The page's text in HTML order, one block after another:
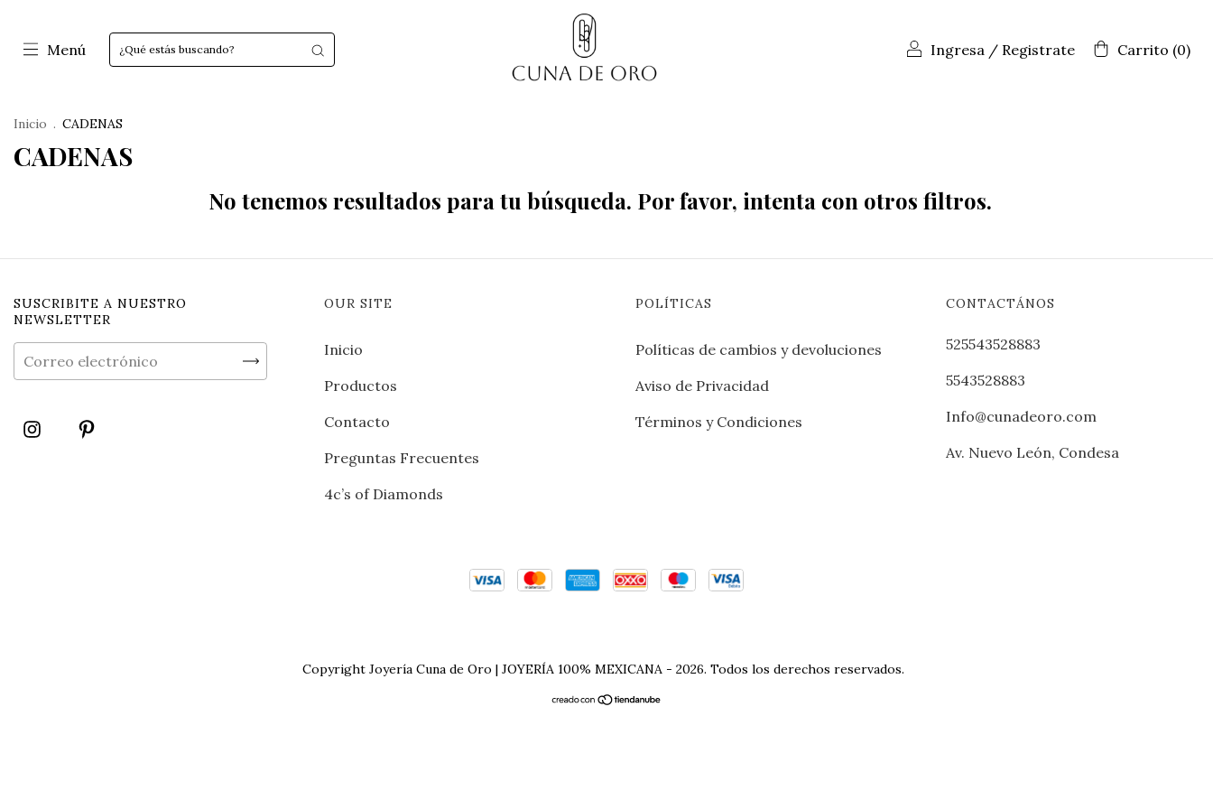
Menú Ingresa / Registrate Carrito (0)
Inicio . CADENAS
CADENAS
No tenemos resultados para tu búsqueda. Por favor, intenta con otros filtros.
SUSCRIBITE A NUESTRO
NEWSLETTER
OUR SITE
Inicio
Productos
Contacto
Preguntas Frecuentes
4c’s of Diamonds
POLÍTICAS
Políticas de cambios y devoluciones
Aviso de Privacidad
Términos y Condiciones
CONTACTÁNOS
525543528883
5543528883
Info@cunadeoro.com
Av. Nuevo León, Condesa
Copyright Joyería Cuna de Oro | JOYERÍA 100% MEXICANA - 2026. Todos los derechos reservados.